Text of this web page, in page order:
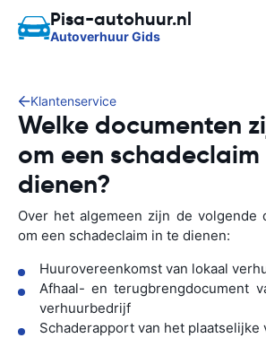
Pisa-autohuur.nl
Autoverhuur Gids
Klantenservice
Welke documenten
om een
dienen?
Over het algemeen zijn de volgende
om een schadeclaim in te dienen:
Huurovereenkomst van lokaal
Afhaal- en terugbrengdocument
verhuurbedrijf
Schaderapport van het